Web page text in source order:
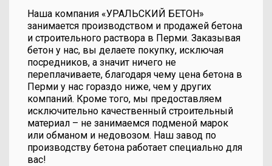
Наша компания «УРАЛЬСКИЙ БЕТОН»
занимается производством и продажей бетона
и строительного раствора в Перми. Заказывая
бетон у нас, вы делаете покупку, исключая
посредников, а значит ничего не
переплачиваете, благодаря чему цена бетона в
Перми у нас гораздо ниже, чем у других
компаний. Кроме того, мы предоставляем
исключительно качественный строительный
материал – не занимаемся подменой марок
или обманом и недовозом. Наш завод по
производству бетона работает специально для
вас!